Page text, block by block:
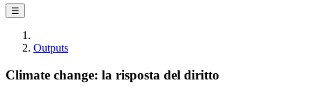
☰
Outputs
Climate change: la risposta del diritto